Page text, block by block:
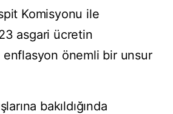
Komisyonu ile
asgari ücretin
önemli bir unsur
bakıldığında